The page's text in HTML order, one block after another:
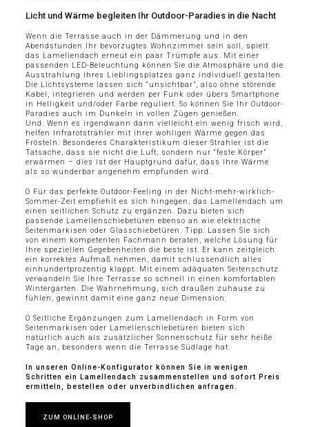
Licht und Wärme begleiten Ihr Outdoor-Paradies in die Nacht
Wenn die Terrasse auch in der Dämmerung und in den
Abendstunden Ihr bevorzugtes Wohnzimmer sein soll, spielt
das Lamellendach erneut ein paar Trümpfe aus. Mit einer
passenden LED-Beleuchtung können Sie die Atmosphäre und die
Ausstrahlung Ihres Lieblingsplatzes ganz individuell gestalten.
Die Lichtsysteme lassen sich “unsichtbar”, also ohne störende
Kabel, integrieren und werden per Funk oder übers Smartphone
in Helligkeit und/oder Farbe reguliert. So können Sie Ihr Outdoor-
Paradies auch im Dunkeln in vollen Zügen genießen.
Und: Wenn es irgendwann dann vielleicht ein wenig frisch wird,
helfen Infrarotstrahler mit ihrer wohligen Wärme gegen das
Frösteln. Besonderes Charakteristikum dieser Strahler ist die
Tatsache, dass sie nicht die Luft, sondern nur “feste Körper”
erwärmen – dies ist der Hauptgrund dafür, dass ihre Wärme
als so wunderbar angenehm empfunden wird.
O Für das perfekte Outdoor-Feeling in der Nicht-mehr-wirklich-
Sommer-Zeit empfiehlt es sich hingegen, das Lamellendach um
einen seitlichen Schutz zu ergänzen. Dazu bieten sich
passende Lamellenschiebetüren ebenso an wie elektrische
Seitenmarkisen oder Glasschiebetüren. Tipp: Lassen Sie sich
von einem kompetenten Fachmann beraten, welche Lösung für
Ihre speziellen Gegebenheiten die beste ist. Er kann zeitgleich
ein korrektes Aufmaß nehmen, damit schlussendlich alles
einhundertprozentig klappt. Mit einem adäquaten Seitenschutz
verwandeln Sie Ihre Terrasse so schnell in einen komfortablen
Wintergarten. Die Wahrnehmung, sich draußen zuhause zu
fühlen, gewinnt damit eine ganz neue Dimension.
O Seitliche Ergänzungen zum Lamellendach in Form von
Seitenmarkisen oder Lamellenschiebetüren bieten sich
natürlich auch als zusätzlicher Sonnenschutz für sehr heiße
Tage an, besonders wenn die Terrasse Südlage hat.
In unseren Online-Konfigurator können Sie in wenigen
Schritten ein Lamellendach zusammenstellen und sofort Preis
ermitteln, bestellen oder unverbindlichen anfragen.
ZUM ONLINE-SHOP